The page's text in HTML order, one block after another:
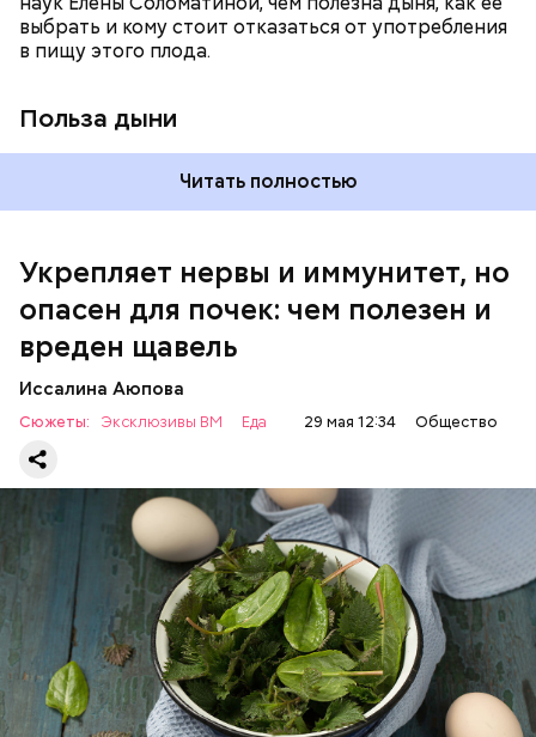
выбрать и кому стоит отказаться от употребления
в пищу этого плода.
Польза дыни
Читать полностью
Укрепляет нервы и иммунитет, но
опасен для почек: чем полезен и
вреден щавель
Иссалина Аюпова
Сюжеты: Эксклюзивы ВМ Еда 29 мая 12:34 Общество
— Если человек уже болеет мочекаменной
болезнью, щавель ему не рекомендуется. При
артрите, гастрите, холецистите, синдроме
раздраженного кишечника, язвах и панкреатите
продукт тоже лучше исключить из рациона, —
предупредила врач. — Он может привести к
повышению кислотности желудка и раздражать
слизистые оболочки.
достаточно включать щавель в рацион несколько
раз в месяц. В небольших количествах в свежем